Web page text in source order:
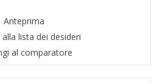
Anteprima
lista dei desideri
al comparatore